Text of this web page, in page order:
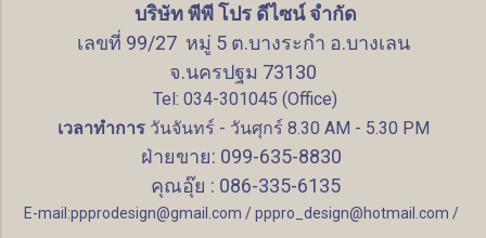
บริษัท พีพี โปร ดีไซน์ จำกัด
เลขที่ 99/27 หมู่ 5 ต.บางระกำ อ.บางเลน
จ.นครปฐม 73130
Tel: 034-301045 (Office)
เวลาทำการวันจันทร์ - วันศุกร์ 8.30 AM - 5.30 PM
ฝ่ายขาย: 099-635-8830
คุณอุ๊ย : 086-335-6135
E-mail:ppprodesign@gmail.com / pppro_design@hotmail.com /